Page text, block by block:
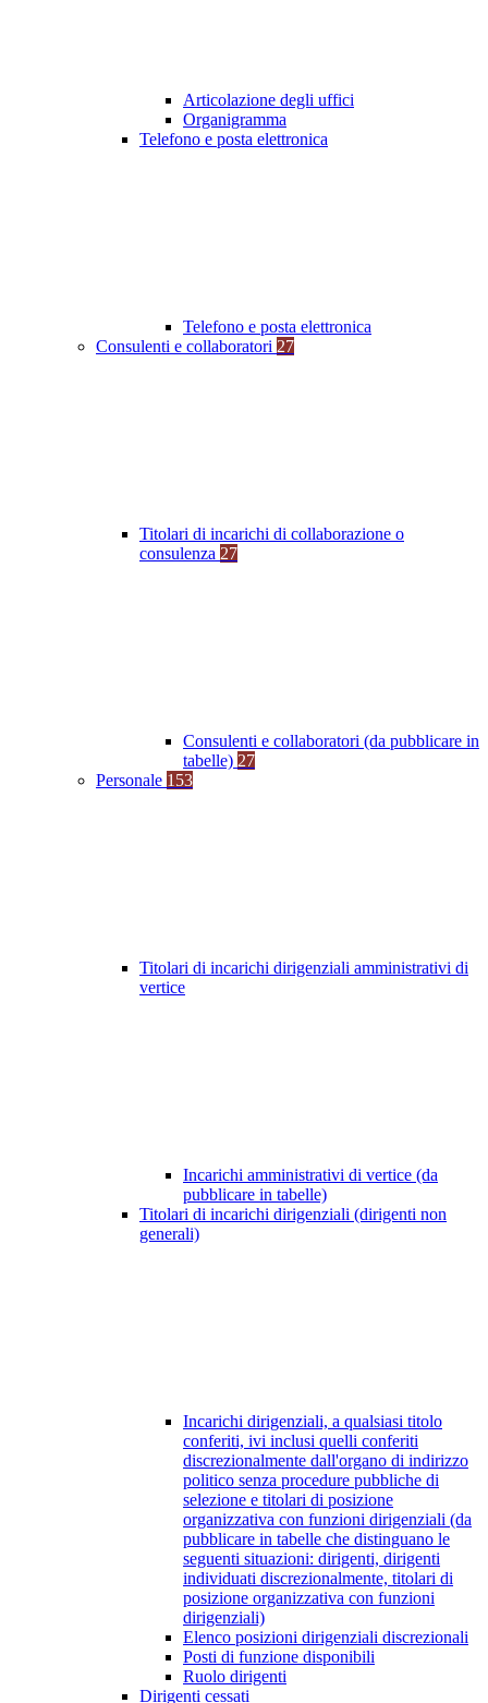
Articolazione degli uffici
Organigramma
Telefono e posta elettronica
Telefono e posta elettronica
Consulenti e collaboratori 27
Titolari di incarichi di collaborazione o
consulenza 27
Consulenti e collaboratori (da pubblicare in
tabelle) 27
Personale 153
Titolari di incarichi dirigenziali amministrativi di
vertice
Incarichi amministrativi di vertice (da
pubblicare in tabelle)
Titolari di incarichi dirigenziali (dirigenti non
generali)
Incarichi dirigenziali, a qualsiasi titolo
conferiti, ivi inclusi quelli conferiti
discrezionalmente dall'organo di indirizzo
politico senza procedure pubbliche di
selezione e titolari di posizione
organizzativa con funzioni dirigenziali (da
pubblicare in tabelle che distinguano le
seguenti situazioni: dirigenti, dirigenti
individuati discrezionalmente, titolari di
posizione organizzativa con funzioni
dirigenziali)
Elenco posizioni dirigenziali discrezionali
Posti di funzione disponibili
Ruolo dirigenti
Dirigenti cessati